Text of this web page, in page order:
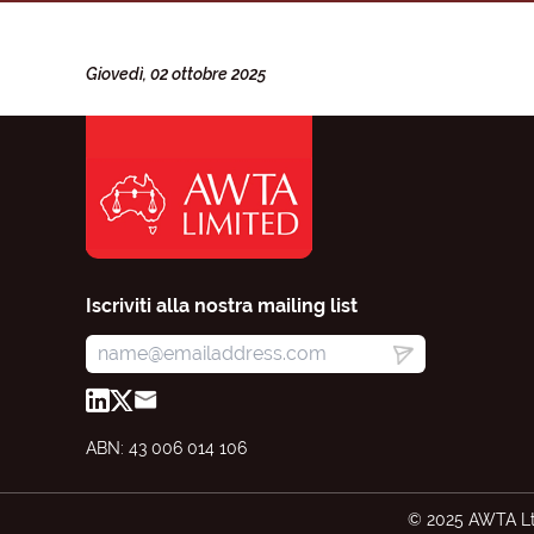
Giovedì, 02 ottobre 2025
Iscriviti alla nostra mailing list
ABN: 43 006 014 106
© 2025 AWTA